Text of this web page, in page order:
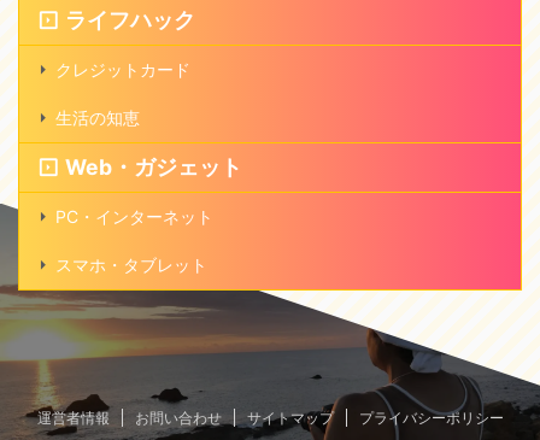
ライフハック
クレジットカード
生活の知恵
Web・ガジェット
PC・インターネット
スマホ・タブレット
運営者情報 お問い合わせ サイトマップ プライバシーポリシー